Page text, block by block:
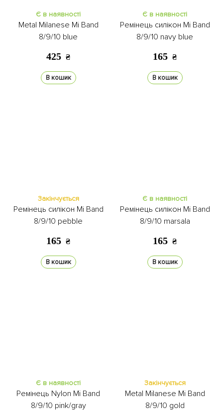
Є в наявності
Metal Milanese Mi Band
8/9/10 blue
425 ₴
В кошик
Є в наявності
Ремінець силікон Mi Band
8/9/10 navy blue
165 ₴
В кошик
Закінчується
Ремінець силікон Mi Band
8/9/10 pebble
165 ₴
В кошик
Є в наявності
Ремінець силікон Mi Band
8/9/10 marsala
165 ₴
В кошик
Є в наявності
Ремінець Nylon Mi Band
8/9/10 pink/gray
Закінчується
Metal Milanese Mi Band
8/9/10 gold